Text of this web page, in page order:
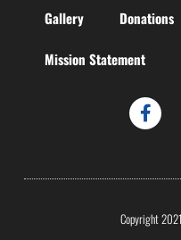
Gallery Donations
Mission Statement
Copyright